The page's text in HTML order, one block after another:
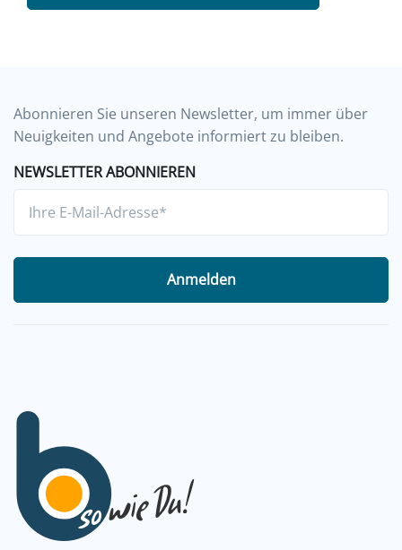
Abonnieren Sie unseren Newsletter, um immer über
Neuigkeiten und Angebote informiert zu bleiben.
NEWSLETTER ABONNIEREN
Anmelden